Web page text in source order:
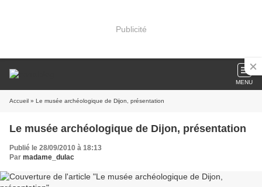
Publicité
MENU
Accueil » Le musée archéologique de Dijon, présentation
Le musée archéologique de Dijon, présentation
Publié le 28/09/2010 à 18:13
Par madame_dulac